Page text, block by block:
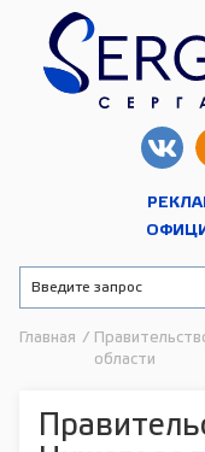
Главная /
области